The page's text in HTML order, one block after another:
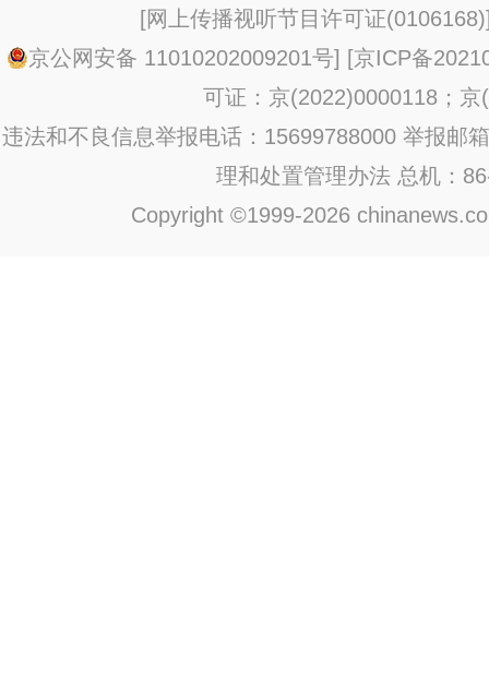
[网上传播视听节目许可证(0106168)
京公网安备 11010202009201号] [京ICP备
可证：京(2022)0000118；京
违法和不良信息举报电话：15699788000 举报邮
理和处置管理办法 总机：
Copyright ©1999-2026